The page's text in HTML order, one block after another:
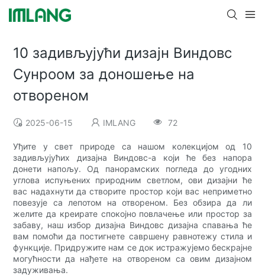
10 задивљујући дизајн Виндовс
Сунроом за доношење на
отвореном
2025-06-15 IMLANG 72
Уђите у свет природе са нашом колекцијом од 10
задивљујућих дизајна Виндовс-а који ће без напора
донети напољу. Од панорамских погледа до угодних
углова испуњених природним светлом, ови дизајни ће
вас надахнути да створите простор који вас неприметно
повезује са лепотом на отвореном. Без обзира да ли
желите да креирате спокојно повлачење или простор за
забаву, наш избор дизајна Виндовс дизајна спавања ће
вам помоћи да постигнете савршену равнотежу стила и
функције. Придружите нам се док истражујемо бескрајне
могућности да нађете на отвореном са овим дизајном
задуживања.